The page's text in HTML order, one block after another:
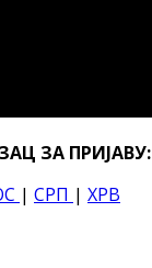
ЗА ПРИЈАВУ:
| СРП | ХРВ